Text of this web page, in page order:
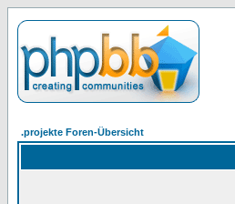
.projekte Foren-Übersicht